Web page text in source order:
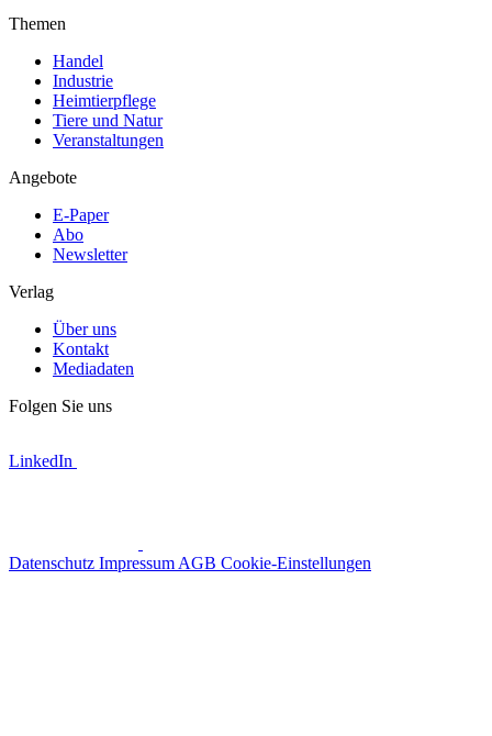
Themen
Handel
Industrie
Heimtierpflege
Tiere und Natur
Veranstaltungen
Angebote
E-Paper
Abo
Newsletter
Verlag
Über uns
Kontakt
Mediadaten
Folgen Sie uns
LinkedIn
Datenschutz Impressum AGB Cookie-Einstellungen